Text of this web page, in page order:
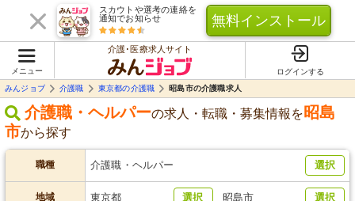
スカウトや選考の連絡を
通知でお知らせ
無料インストール
メニュー
介護･医療求人サイト
ログインする
みんジョブ
介護職 東京都の介護職 昭島市の介護職求人
介護職・ヘルパーの求人・転職・募集情報を 昭島
市から探す
職種 介護職・ヘルパー 選択
地域 東京都 選択 昭島市 選択